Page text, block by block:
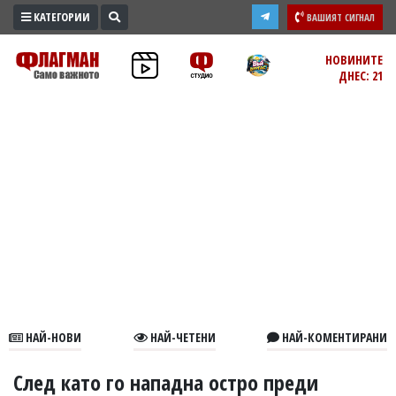
ПРОМО
ЗОНА
В
КАТЕГОРИИ ВАШИЯТ СИГНАЛ
НОВИНИТЕ
ДНЕС: 21
НАЙ-НОВИ НАЙ-ЧЕТЕНИ НАЙ-КОМЕНТИРАНИ
След като го нападна остро преди